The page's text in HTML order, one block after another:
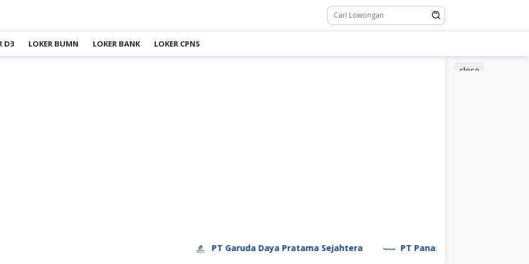
D3 LOKER BUMN LOKER BANK LOKER CPNS
close
PT Garuda Daya Pratama Sejahtera PT Panasonic Manufacturing Indonesia